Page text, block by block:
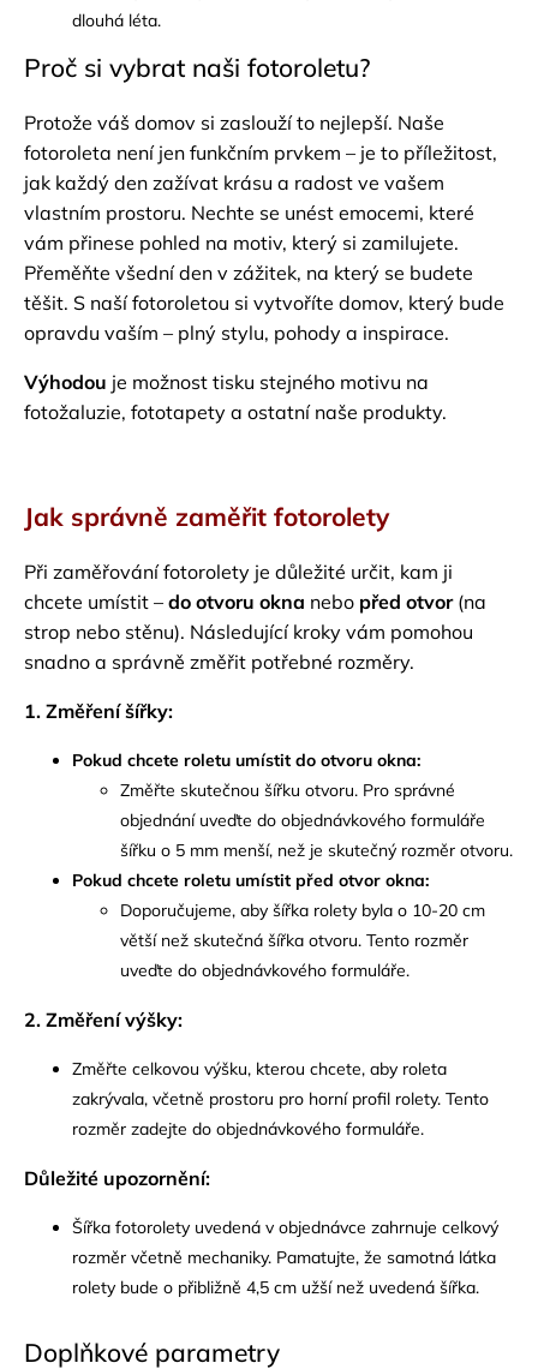
dlouhá léta.
Proč si vybrat naši fotoroletu?
Protože váš domov si zaslouží to nejlepší. Naše
fotoroleta není jen funkčním prvkem – je to příležitost,
jak každý den zažívat krásu a radost ve vašem
vlastním prostoru. Nechte se unést emocemi, které
vám přinese pohled na motiv, který si zamilujete.
Přeměňte všední den v zážitek, na který se budete
těšit. S naší fotoroletou si vytvoříte domov, který bude
opravdu vaším – plný stylu, pohody a inspirace.
Výhodou je možnost tisku stejného motivu na
fotožaluzie, fototapety a ostatní naše produkty.
Jak správně zaměřit fotorolety
Při zaměřování fotorolety je důležité určit, kam ji
chcete umístit – do otvoru okna nebo před otvor(na
strop nebo stěnu). Následující kroky vám pomohou
snadno a správně změřit potřebné rozměry.
1. Změření šířky:
Pokud chcete roletu umístit do otvoru okna:
Změřte skutečnou šířku otvoru. Pro správné
objednání uveďte do objednávkového formuláře
šířku o 5 mm menší, než je skutečný rozměr otvoru.
Pokud chcete roletu umístit před otvor okna:
Doporučujeme, aby šířka rolety byla o 10-20 cm
větší než skutečná šířka otvoru. Tento rozměr
uveďte do objednávkového formuláře.
2. Změření výšky:
Změřte celkovou výšku, kterou chcete, aby roleta
zakrývala, včetně prostoru pro horní profil rolety. Tento
rozměr zadejte do objednávkového formuláře.
Důležité upozornění:
Šířka fotorolety uvedená v objednávce zahrnuje celkový
rozměr včetně mechaniky. Pamatujte, že samotná látka
rolety bude o přibližně 4,5 cm užší než uvedená šířka.
Doplňkové parametry